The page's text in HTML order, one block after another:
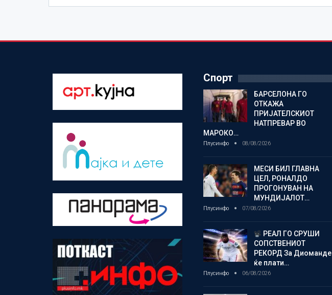
Спорт
БАРСЕЛОНА ГО
ОТКАЖА
ПРИЈАТЕЛСКИОТ
НАТПРЕВАР ВО
МАРОКО…
Плусинфо 08/08/2026
МЕСИ БИЛ ГЛАВНА
ЦЕЛ, РОНАЛДО
ПРОГОНУВАН НА
МУНДИЈАЛОТ…
Плусинфо 07/08/2026
РЕАЛ ГО СРУШИ
СОПСТВЕНИОТ
РЕКОРД За Диоманде
ќе плати…
Плусинфо 06/08/2026